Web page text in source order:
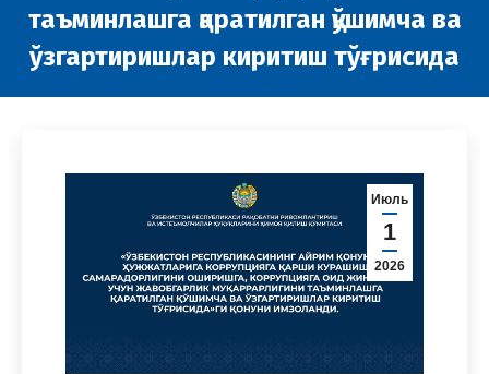
таъминлашга қаратилган қўшимча ва
ўзгартиришлар киритиш тўғрисида
Июль
1
2026